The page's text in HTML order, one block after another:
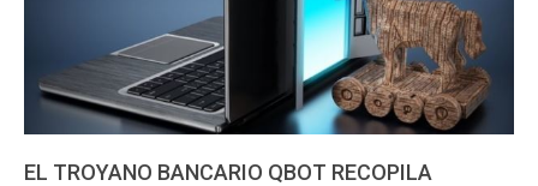
EL TROYANO BANCARIO QBOT RECOPILA